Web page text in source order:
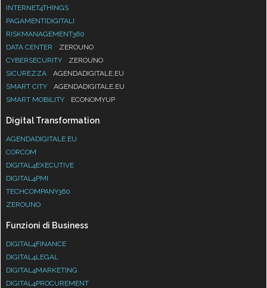
INTERNET4THINGS
PAGAMENTIDIGITALI
RISKMANAGEMENT360
DATA CENTER
ZEROUNO
CYBERSECURITY
ZEROUNO
SICUREZZA
AGENDADIGITALE.EU
SMART CITY
AGENDADIGITALE.EU
SMART MOBILITY
ECONOMYUP
Digital Transformation
AGENDADIGITALE.EU
CORCOM
DIGITAL4EXECUTIVE
DIGITAL4PMI
TECHCOMPANY360
ZEROUNO
Funzioni di Business
DIGITAL4FINANCE
DIGITAL4LEGAL
DIGITAL4MARKETING
DIGITAL4PROCUREMENT